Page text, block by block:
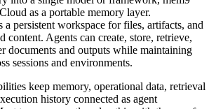
Stack combines three core components:
provides a zero-friction database
workloads. With a single command, or
inside the agent itself, developers provision
retrieval metadata, structured data, and